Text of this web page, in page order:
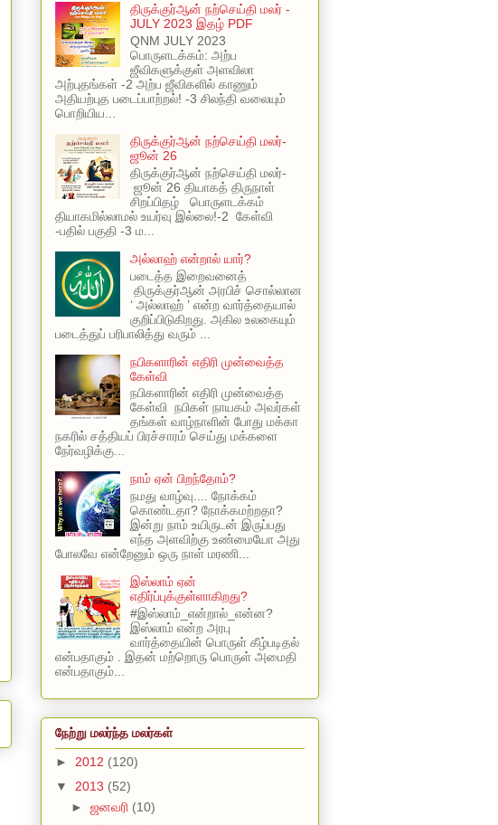
திருக்குர்ஆன் நற்செய்தி மலர் -
JULY 2023 இதழ் PDF
QNM JULY 2023
பொருளடக்கம்: அற்ப
ஜீவிகளுக்குள் அளவிலா
அற்புதங்கள் -2 அற்ப ஜீவிகளில் காணும்
அதியற்புத படைப்பாற்றல்! -3 சிலந்தி வலையும்
பொறியிய...
திருக்குர்ஆன் நற்செய்தி மலர்-
ஜூன் 26
திருக்குர்ஆன் நற்செய்தி மலர்-
ஜூன் 26 தியாகத் திருநாள்
சிறப்பிதழ் பொருளடக்கம்
தியாகமில்லாமல் உயர்வு இல்லை!-2 கேள்வி
-பதில் பகுதி -3 ம...
அல்லாஹ் என்றால் யார்?
படைத்த இறைவனைத்
திருக்குர்ஆன் அரபிச் சொல்லான
‘ அல்லாஹ் ’ என்ற வார்த்தையால்
குறிப்பிடுகிறது. அகில உலகையும்
படைத்துப் பரிபாலித்து வரும் ...
நபிகளாரின் எதிரி முன்வைத்த
கேள்வி
நபிகளாரின் எதிரி முன்வைத்த
கேள்வி நபிகள் நாயகம் அவர்கள்
தங்கள் வாழ்நாளின் போது மக்கா
நகரில் சத்தியப் பிரச்சாரம் செய்து மக்களை
நேர்வழிக்கு...
நாம் ஏன் பிறந்தோம்?
நமது வாழ்வு.... நோக்கம்
கொண்டதா? நோக்கமற்றதா?
இன்று நாம் உயிருடன் இருப்பது
எந்த அளவிற்கு உண்மையோ அது
போலவே என்றேனும் ஒரு நாள் மரணி...
இஸ்லாம் ஏன்
எதிர்ப்புக்குள்ளாகிறது?
#இஸ்லாம்_என்றால்_என்ன?
இஸ்லாம் என்ற அரபு
வார்த்தையின் பொருள் கீழ்படிதல்
என்பதாகும் . இதன் மற்றொரு பொருள் அமைதி
என்பதாகும்...
நேற்று மலர்ந்த மலர்கள்
► 2012 (120)
▼ 2013 (52)
► ஜனவரி (10)